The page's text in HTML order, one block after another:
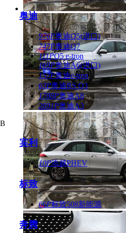
奥迪
976P奥迪Q5(进口)
747P奥迪Q7
111PQ5 e-tron
169P奥迪A6(进口)
157P奥迪e-tron
63P奥迪RS Q3
1788P奥迪A8
2691P奥迪A3
B
宾利
10P添越PHEV
标致
66P标致508新能源
奔腾